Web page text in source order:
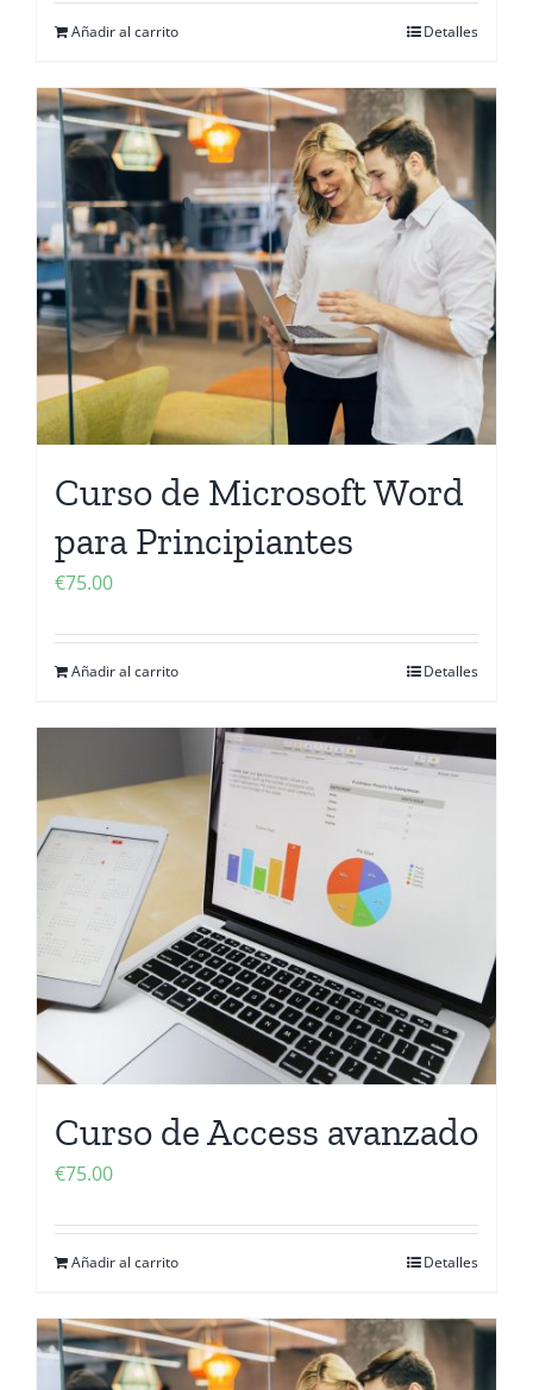
Añadir al carrito Detalles
Curso de Microsoft Word
para Principiantes
€75.00
Añadir al carrito Detalles
Curso de Access avanzado
€75.00
Añadir al carrito Detalles